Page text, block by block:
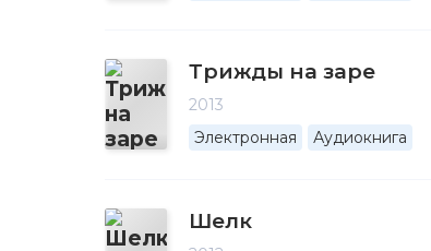
Трижды на заре
2013
Электронная
Аудиокнига
Шелк